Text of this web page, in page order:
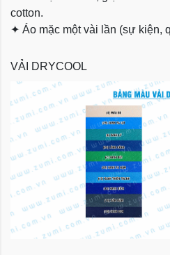
cotton.
✦ Áo mặc một vài lần (sự kiện,
VẢI DRYCOOL